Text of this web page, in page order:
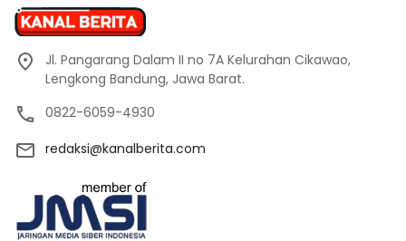
Jl. Pangarang Dalam II no 7A Kelurahan Cikawao,
Lengkong Bandung, Jawa Barat.
0822-6059-4930
redaksi@kanalberita.com